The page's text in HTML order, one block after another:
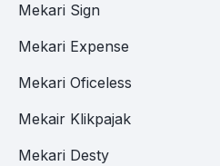
Mekari Sign
Mekari Expense
Mekari Oficeless
Mekair Klikpajak
Mekari Desty